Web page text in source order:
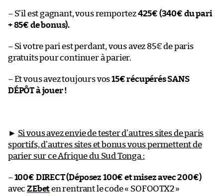
– S’il est gagnant, vous remportez425€ (340€ du pari
+ 85€ de bonus).
– Si votre pari est perdant, vous avez 85€ de paris
gratuits pour continuer à parier.
– Et vous avez toujours vos15€ récupérés SANS
DÉPÔT à jouer !
► Si vous avez envie de tester d’autres sites de paris
sportifs, d’autres sites et bonus vous permettent de
parier sur ce Afrique du Sud Tonga :
–100€ DIRECT (Déposez 100€ et misez avec 200€)
avecZEbeten rentrant le code « SOFOOTX2 »